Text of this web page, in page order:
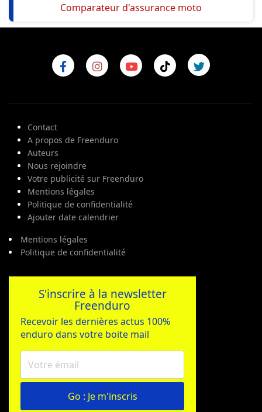
Comparateur d'assurance moto
Contact
A propos de Freenduro
Auteurs
Nous rejoindre
Votre publicité sur Freenduro
Mentions légales
Politique de confidentialité
Ajouter date calendrier
Mentions légales
Politique de confidentialité
S'inscrire à la newsletter
Freenduro
Recevoir les dernières actus 100%
enduro dans votre boite mail
Go : Je m'inscris